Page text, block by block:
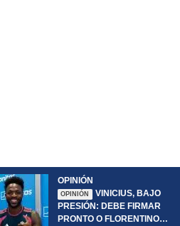
OPINIÓN
OPINIÓN
VINICIUS, BAJO
PRESIÓN: DEBE FIRMAR
PRONTO O FLORENTINO